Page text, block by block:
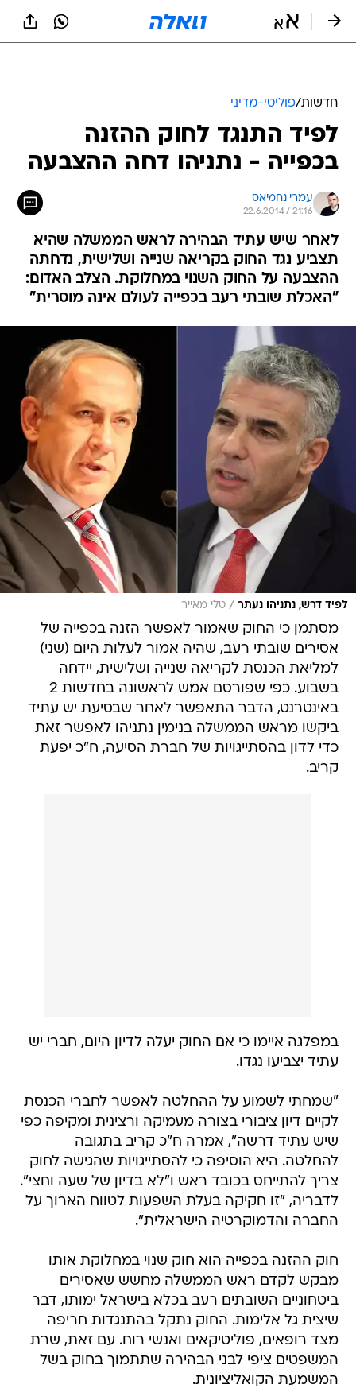
חדשות/פוליטי-מדיני
לפיד התנגד לחוק ההזנה
בכפייה - נתניהו דחה ההצבעה
עמרי נחמיאס
22.6.2014 / 21:16
לאחר שיש עתיד הבהירה לראש הממשלה שהיא
תצביע נגד החוק בקריאה שנייה ושלישית, נדחתה
ההצבעה על החוק השנוי במחלוקת. הצלב האדום:
"האכלת שובתי רעב בכפייה לעולם אינה מוסרית"
לפיד דרש, נתניהו נעתר / טלי מאייר
מסתמן כי החוק שאמור לאפשר הזנה בכפייה של
אסירים שובתי רעב, שהיה אמור לעלות היום (שני)
למליאת הכנסת לקריאה שנייה ושלישית, יידחה
בשבוע. כפי שפורסם אמש לראשונה בחדשות 2
באינטרנט, הדבר התאפשר לאחר שבסיעת יש עתיד
ביקשו מראש הממשלה בנימין נתניהו לאפשר זאת
כדי לדון בהסתייגויות של חברת הסיעה, ח"כ יפעת
קריב.
במפלגה איימו כי אם החוק יעלה לדיון היום, חברי יש
עתיד יצביעו נגדו.
"שמחתי לשמוע על ההחלטה לאפשר לחברי הכנסת
לקיים דיון ציבורי בצורה מעמיקה ורצינית ומקיפה כפי
שיש עתיד דרשה", אמרה ח"כ קריב בתגובה
להחלטה. היא הוסיפה כי להסתייגויות שהגישה לחוק
צריך להתייחס בכובד ראש ו"לא בדיון של שעה וחצי".
לדבריה, "זו חקיקה בעלת השפעות לטווח הארוך על
החברה והדמוקרטיה הישראלית".
חוק ההזנה בכפייה הוא חוק שנוי במחלוקת אותו
מבקש לקדם ראש הממשלה מחשש שאסירים
ביטחוניים השובתים רעב בכלא בישראל ימותו, דבר
שיצית גל אלימות. החוק נתקל בהתנגדות חריפה
מצד רופאים, פוליטיקאים ואנשי רוח. עם זאת, שרת
המשפטים ציפי לבני הבהירה שתתמוך בחוק בשל
המשמעת הקואליציונית.